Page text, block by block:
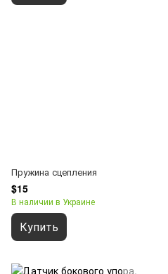
Пружина сцепления
$15
В наличии в Украине
Купить